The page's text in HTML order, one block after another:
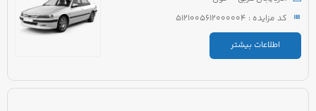
کد مزایده : 5121005612000004
اطلاعات بیشتر